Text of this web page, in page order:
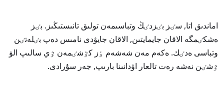
اماندىق اتا, سٸز بٸزدٸڭ وتباسىمەن تولىق تانىستىڭىز. بٸز
ەشكٸمگە الاقان جايمايتىن, الاقان جايۋدى نامىس دەپ بٸلەتٸن
وتباسى ەدٸك. ەكەم مەن شەشەم ٶز كٷشٸمەن ٷي سالىپ الۋ
ٷشٸن نەشە رەت تالعار اۋدانىنا بارىپ, جەر سۇرادى.